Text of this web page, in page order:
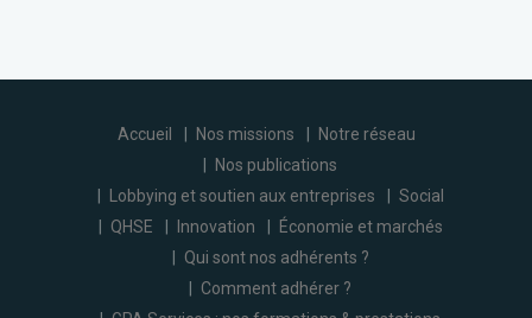
Accueil Nos missions
Notre réseau
Nos publications
Lobbying et soutien aux entreprises
Social
QHSE
Innovation
Économie et marchés
Qui sont nos adhérents ?
Comment adhérer ?